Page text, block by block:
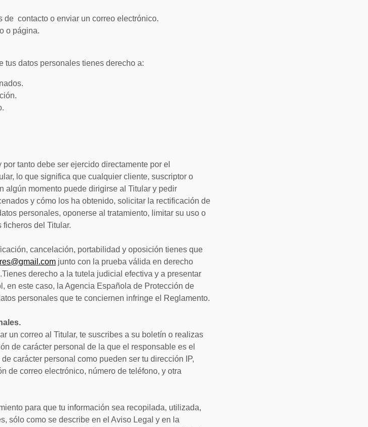
de contacto o enviar un correo electrónico.
o página.
tus datos personales tienes derecho a:
tanto debe ser ejercido directamente por el
lo que significa que cualquier cliente, suscriptor o
algún momento puede dirigirse al Titular y pedir
y cómo los ha obtenido, solicitar la rectificación de
personales, oponerse al tratamiento, limitar su uso o
del Titular.
cancelación, portabilidad y oposición tienes que
junto con la prueba válida en derecho
derecho a la tutela judicial efectiva y a presentar
en este caso, la Agencia Española de Protección de
personales que te conciernen infringe el Reglamento.
un correo al Titular, te suscribes a su boletín o realizas
de carácter personal de la que el responsable es el
carácter personal como pueden ser tu dirección IP,
de correo electrónico, número de teléfono, y otra
para que tu información sea recopilada, utilizada,
sólo como se describe en el Aviso Legal y en la